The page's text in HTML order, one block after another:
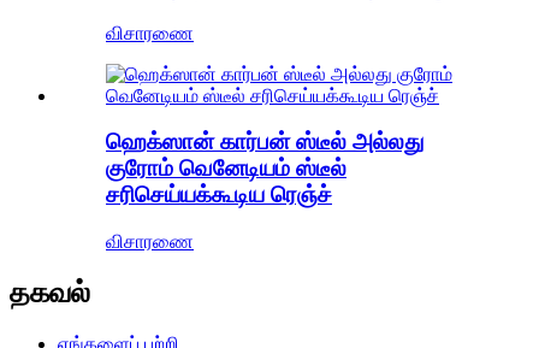
விசாரணை
ஹெக்ஸான் கார்பன் ஸ்டீல் அல்லது
குரோம் வெனேடியம் ஸ்டீல்
சரிசெய்யக்கூடிய ரெஞ்ச்
விசாரணை
தகவல்
எங்களைப் பற்றி